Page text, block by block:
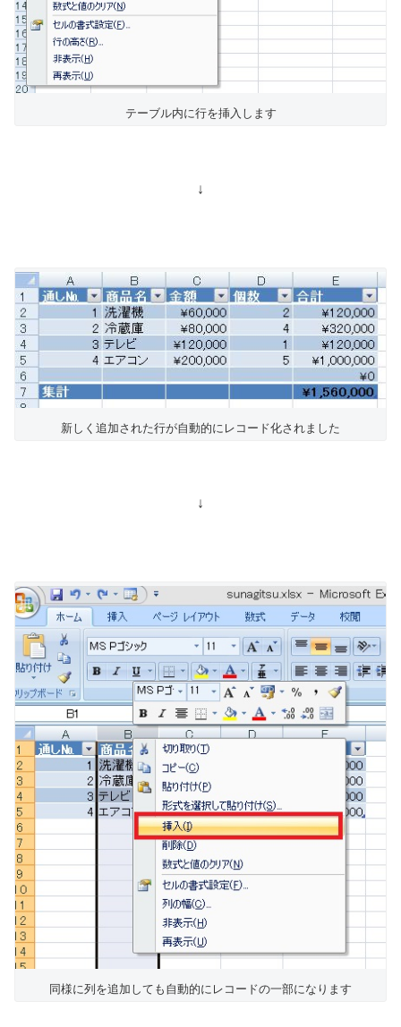
テーブル内に行を挿入します
↓
新しく追加された行が自動的にレコード化されました
↓
同様に列を追加しても自動的にレコードの一部になります